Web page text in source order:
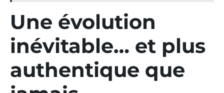
Une évolution
inévitable… et plus
authentique que